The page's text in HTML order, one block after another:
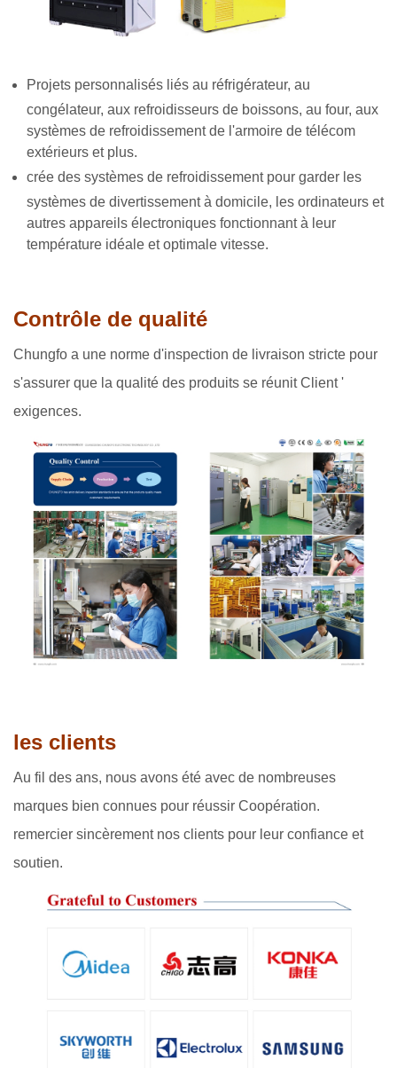
Projets personnalisés liés au réfrigérateur, au
congélateur, aux refroidisseurs de boissons, au four, aux
systèmes de refroidissement de l'armoire de télécom
extérieurs et plus.
crée des systèmes de refroidissement pour garder les
systèmes de divertissement à domicile, les ordinateurs et
autres appareils électroniques fonctionnant à leur
température idéale et optimale vitesse.
Contrôle de qualité
Chungfo a une norme d'inspection de livraison stricte pour
s'assurer que la qualité des produits se réunit Client '
exigences.
les clients
Au fil des ans, nous avons été avec de nombreuses
marques bien connues pour réussir Coopération.
remercier sincèrement nos clients pour leur confiance et
soutien.